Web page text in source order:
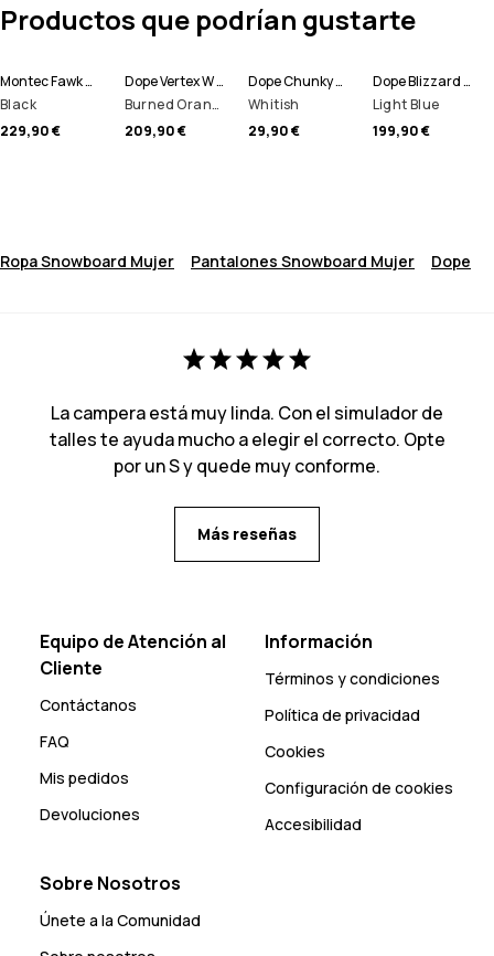
Productos que podrían gustarte
Montec Fawk W Pantalones Snowboard Mujer
Black
229,90 €
Dope Vertex W Chaqueta Snowboard Mujer
Burned Orange
209,90 €
Dope Chunky Gorro
Whitish
29,90 €
Dope Blizzard W Full Zip Chaqueta Snowboard Mujer
Light Blue
199,90 €
Ropa Snowboard Mujer Pantalones Snowboard Mujer Dope
La campera está muy linda. Con el simulador de
talles te ayuda mucho a elegir el correcto. Opte
por un S y quede muy conforme.
Más reseñas
Equipo de Atención al
Cliente
Contáctanos
FAQ
Mis pedidos
Devoluciones
Información
Términos y condiciones
Política de privacidad
Cookies
Configuración de cookies
Accesibilidad
Sobre Nosotros
Únete a la Comunidad